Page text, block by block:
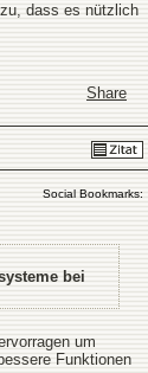
dass es nützlich
Share
Social Bookmarks:
bei
um
Funktionen